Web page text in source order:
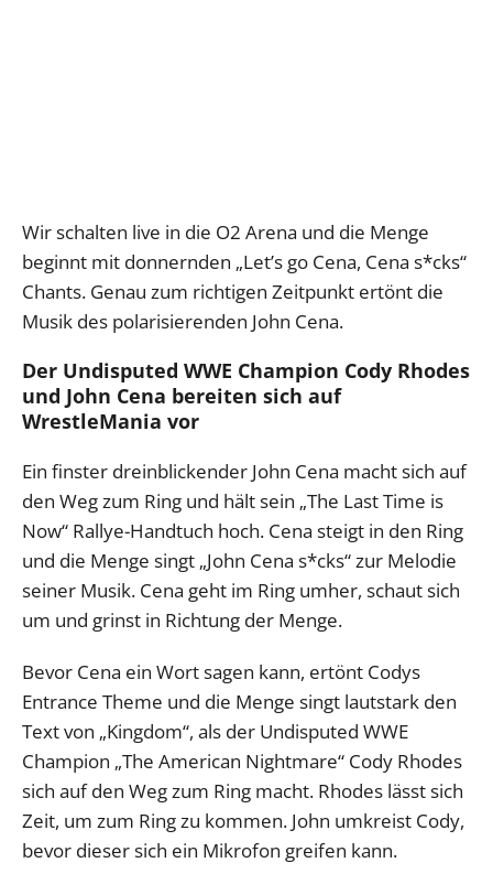
Wir schalten live in die O2 Arena und die Menge
beginnt mit donnernden „Let’s go Cena, Cena s*cks“
Chants. Genau zum richtigen Zeitpunkt ertönt die
Musik des polarisierenden John Cena.
Der Undisputed WWE Champion Cody Rhodes
und John Cena bereiten sich auf
WrestleMania vor
Ein finster dreinblickender John Cena macht sich auf
den Weg zum Ring und hält sein „The Last Time is
Now“ Rallye-Handtuch hoch. Cena steigt in den Ring
und die Menge singt „John Cena s*cks“ zur Melodie
seiner Musik. Cena geht im Ring umher, schaut sich
um und grinst in Richtung der Menge.
Bevor Cena ein Wort sagen kann, ertönt Codys
Entrance Theme und die Menge singt lautstark den
Text von „Kingdom“, als der Undisputed WWE
Champion „The American Nightmare“ Cody Rhodes
sich auf den Weg zum Ring macht. Rhodes lässt sich
Zeit, um zum Ring zu kommen. John umkreist Cody,
bevor dieser sich ein Mikrofon greifen kann.